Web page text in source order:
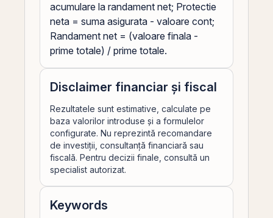
acumulare la randament net; Protectie
neta = suma asigurata - valoare cont;
Randament net = (valoare finala -
prime totale) / prime totale.
Disclaimer financiar și fiscal
Rezultatele sunt estimative, calculate pe
baza valorilor introduse și a formulelor
configurate. Nu reprezintă recomandare
de investiții, consultanță financiară sau
fiscală. Pentru decizii finale, consultă un
specialist autorizat.
Keywords